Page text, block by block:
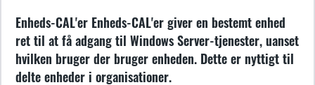
Enheds-CAL'er Enheds-CAL'er giver en bestemt enhed
ret til at få adgang til Windows Server-tjenester, uanset
hvilken bruger der bruger enheden. Dette er nyttigt til
delte enheder i organisationer.